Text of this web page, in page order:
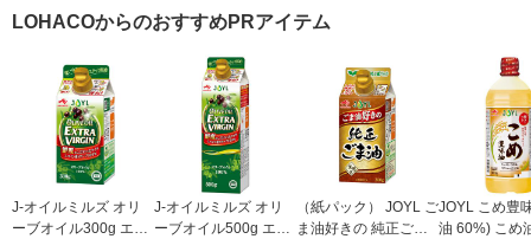
シ）
ゴマ（イチオシ） オ
LOHACOからのおすすめPRアイテム
J-オイルミルズ オリ
ーブオイル300g エキ
J-オイルミルズ オリ
ーブオイル500g エキ
（紙パック） JOYL ご
ま油好きの 純正ごま
JOYL こめ豊
油 60%) こめ油 ブレ